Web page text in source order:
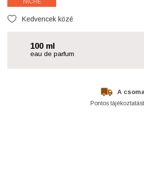
Kedvencek közé
100 ml
eau de parfum
A
Pontos